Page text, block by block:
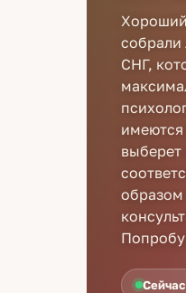
собрали
СНГ,
выберет